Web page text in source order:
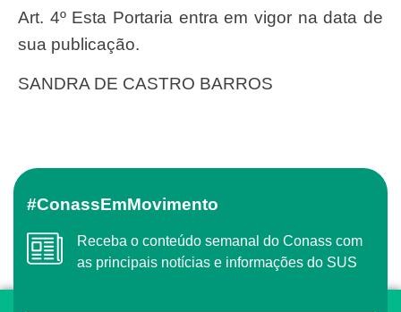
Art. 4º Esta Portaria entra em vigor na data de
sua publicação.
SANDRA DE CASTRO BARROS
#ConassEmMovimento
Receba o conteúdo semanal do Conass com
as principais notícias e informações do SUS